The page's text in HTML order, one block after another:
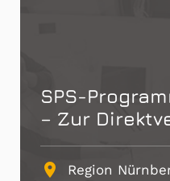
SPS-
– Zur
place Region